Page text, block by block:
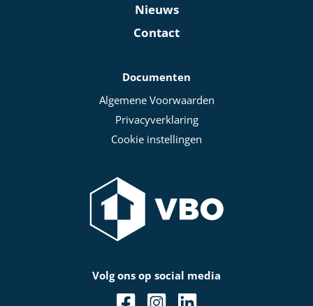
Nieuws
Contact
Documenten
Algemene Voorwaarden
Privacyverklaring
Cookie instellingen
Volg ons op social media